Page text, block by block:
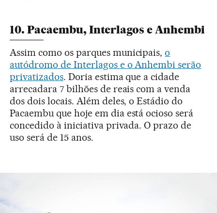
10. Pacaembu, Interlagos e Anhembi
Assim como os parques municipais,o
autódromo de Interlagos e o Anhembi serão
privatizados. Doria estima que a cidade
arrecadara 7 bilhões de reais com a venda
dos dois locais. Além deles, o Estádio do
Pacaembu que hoje em dia está ocioso será
concedido à iniciativa privada. O prazo de
uso será de 15 anos.